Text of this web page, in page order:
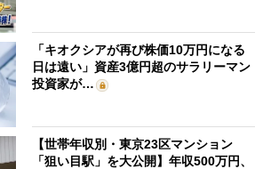
「キオクシアが再び株価10万円になる
日は遠い」資産3億円超のサラリーマン
投資家が…
【世帯年収別・東京23区マンション
「狙い目駅」を大公開】年収500万円、